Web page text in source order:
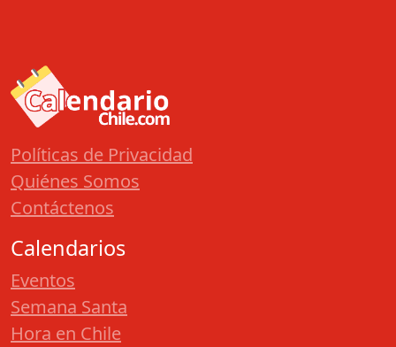
Políticas de Privacidad
Quiénes Somos
Contáctenos
Calendarios
Eventos
Semana Santa
Hora en Chile